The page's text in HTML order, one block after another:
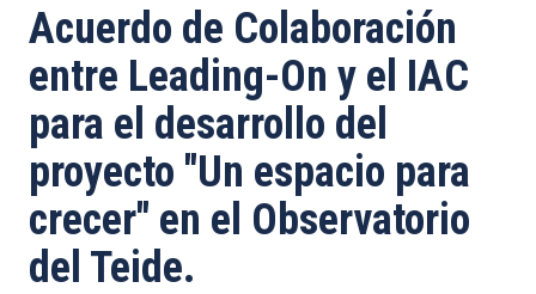
de
ayuda
a
la
navegación
Acuerdo de Colaboración
entre Leading-On y el IAC
para el desarrollo del
proyecto "Un espacio para
crecer" en el Observatorio
del Teide.